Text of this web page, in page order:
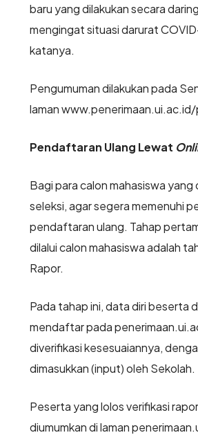
baru yang dilakukan secara
mengingat situasi darurat
katanya.
Pengumuman dilakukan pada
laman
Pendaftaran Ulang Lewat
Bagi para calon mahasiswa yang
seleksi, agar segera memenuhi
pendaftaran ulang. Tahap
dilalui calon mahasiswa adalah
Rapor.
Pada tahap ini, data diri beserta
mendaftar pada
diverifikasi kesesuaiannya,
dimasukkan (input) oleh Sekolah.
Peserta yang lolos verifikasi
diumumkan di laman